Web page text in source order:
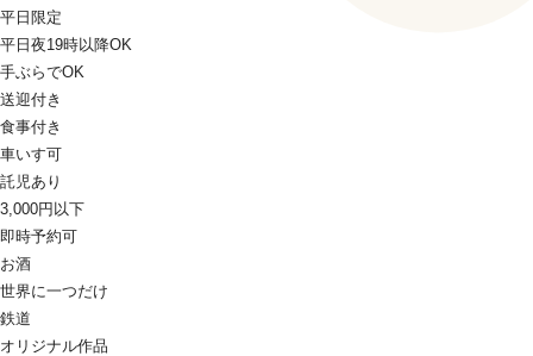
平日限定
平日夜19時以降OK
手ぶらでOK
送迎付き
食事付き
車いす可
託児あり
3,000円以下
即時予約可
お酒
世界に一つだけ
鉄道
オリジナル作品